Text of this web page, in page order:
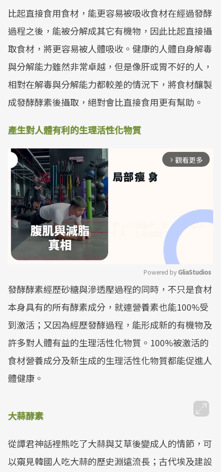
比起直接食用食材，能更容易被吸收食材在經過發酵
過程之後，能被分解成其它有機物，因此比起直接攝
取食材，將更容易被人體吸收。健康的人體自身解毒
與分解能力雖然非常卓越，但是像肝或胃不好的人，
相對在解毒與分解能力都較差的情況下，將食材釀製
成發酵酵素後攝取，絕對會比直接食用更有幫助。
產生對人體有利的生理活性化物質
arrow_forward_ios 觀看更多
Mute
Powered by GliaStudios
發酵酵素經歷砂糖與滲透壓過程的同時，不只是食材
本身具有的所有酵素成分，就連營養素也能100%受
到激活；又因為經歷發酵過程，能形成新的有機物及
許多對人體有益的生理活性化物質。100%被激活的
食材營養成分及新生成的生理活性化物質都能促進人
體健康。
大蒜酵素
從譚君神話裡熊吃了大蒜與艾草後變成人的情節，可
以窺見韓國人吃大蒜的歷史淵遠流長；古代埃及建設